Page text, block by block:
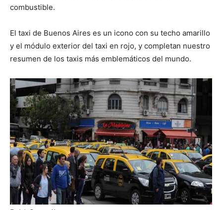
combustible.
El taxi de Buenos Aires es un icono con su techo amarillo
y el módulo exterior del taxi en rojo, y completan nuestro
resumen de los taxis más emblemáticos del mundo.